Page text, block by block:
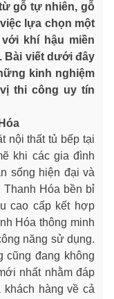
gỗ tự nhiên, gỗ
lựa chọn một
khí hậu miền
Bài viết dưới đây
kinh nghiệm
thi công uy tín
nội thất tủ bếp tại
khi các gia đình
sống hiện đại và
Hóa bền bỉ
cao cấp kết hợp
Hóa thông minh
năng sử dụng.
đang không
nhất nhằm đáp
hàng về cả